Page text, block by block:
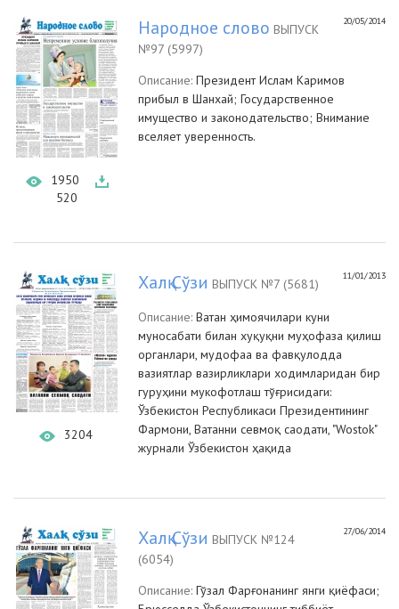
1950
520
20/05/2014
Народное слово ВЫПУСК
№97 (5997)
Описание: Президент Ислам Каримов
прибыл в Шанхай; Государственное
имущество и законодательство; Внимание
вселяет уверенность.
3204
11/01/2013
Халқ Сўзи ВЫПУСК №7 (5681)
Описание: Ватан ҳимоячилари куни
муносабати билан хуқуқни муҳофаза қилиш
органлари, мудофаа ва фавқулодда
вазиятлар вазирликлари ходимларидан бир
гуруҳини мукофотлаш тўғрисидаги:
Ўзбекистон Республикаси Президентининг
Фармони, Ватанни севмоқ саодати, "Wostok"
журнали Ўзбекистон ҳақида
27/06/2014
Халқ Сўзи ВЫПУСК №124
(6054)
Описание: Гўзал Фарғонанинг янги қиёфаси;